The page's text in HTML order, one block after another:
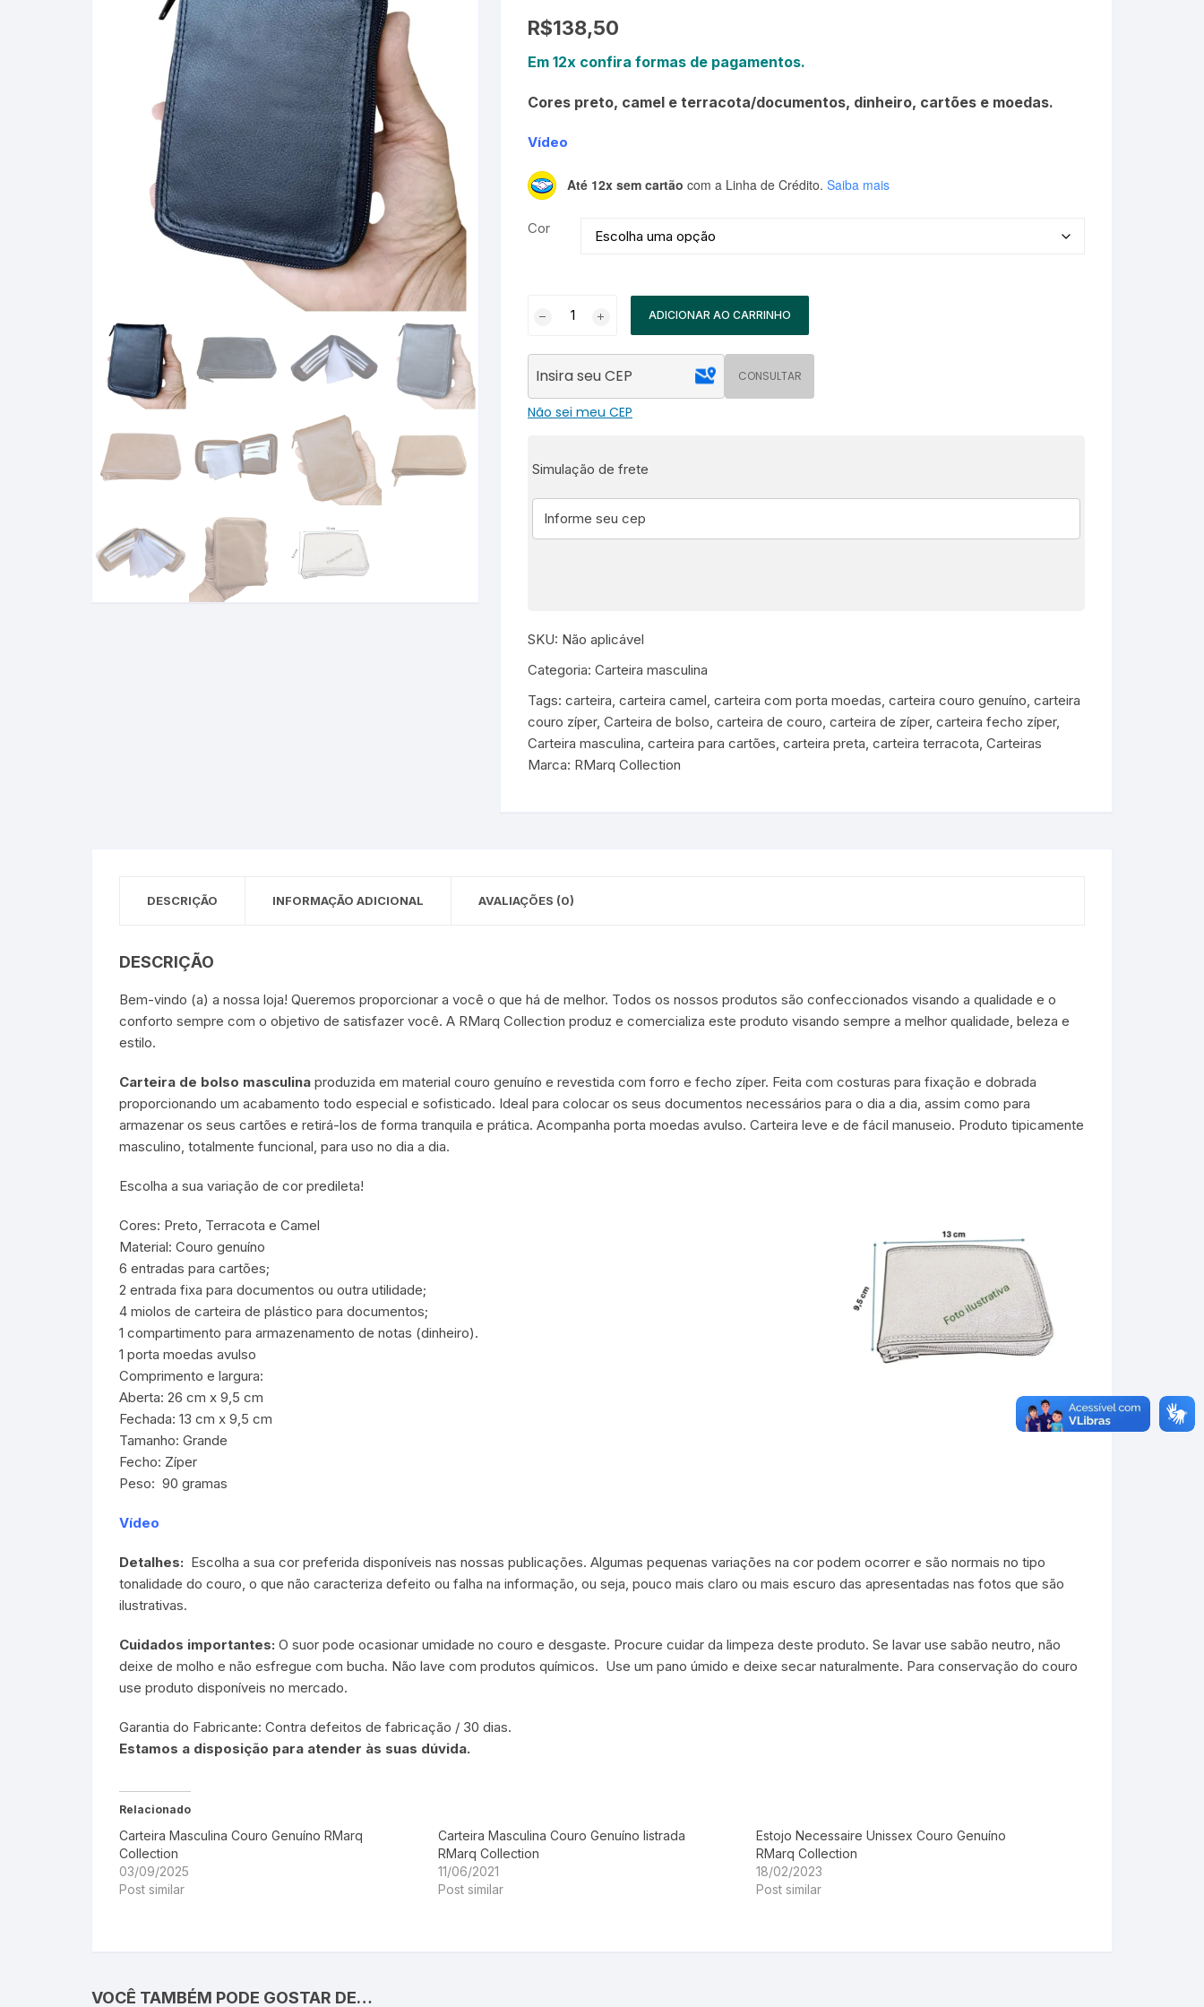
Camisetas
Camisas Gola Polo
Carteiras Masculinas
Carteira Pequena
Cintos Femininos
Cintos Masculinos
Pochetes/necessaire
Pochete/Estojo/Carteira
Porta Passaporte
Estojo Óculos
Cintos Femininos
Carteira Feminina
Estojo Óculos
Pochete/Estojo/Carteira
Porta Passaporte
Vestidos
Cintos Masculinos
Carteiras Masculinas
Carteira Pequena
Pochetes/necessaire
Estojo Óculos
Porta Passaporte
Pulseiras para Relógios
R$138,50
Em 12x confira formas de pagamentos.
Cores preto, camel e terracota/documentos, dinheiro, cartões e moedas.
Vídeo
Até 12x sem cartão com a Linha de Crédito. Saiba mais
Cor
Masculina
Genuíno
RMarq
ADICIONAR AO CARRINHO
CONSULTAR
Não sei meu CEP
Simulação de frete
SKU: Não aplicável
Categoria: Carteira masculina
Tags: carteira carteira camel carteira com porta moedas carteira couro genuíno carteira
couro zíper, Carteira de bolso carteira de couro carteira de zíper, carteira fecho zíper,
Carteira masculina carteira para cartões carteira preta carteira terracota Carteiras
Marca: RMarq Collection
DESCRIÇÃO INFORMAÇÃO ADICIONAL AVALIAÇÕES (0)
DESCRIÇÃO
Bem-vindo (a) a nossa loja! Queremos proporcionar a você o que há de melhor. Todos os nossos produtos são confeccionados visando a qualidade e o
conforto sempre com o objetivo de satisfazer você. A RMarq Collection produz e comercializa este produto visando sempre a melhor qualidade, beleza e
estilo.
Carteira de bolso masculina produzida em material couro genuíno e revestida com forro e fecho zíper. Feita com costuras para fixação e dobrada
proporcionando um acabamento todo especial e sofisticado. Ideal para colocar os seus documentos necessários para o dia a dia, assim como para
armazenar os seus cartões e retirá-los de forma tranquila e prática. Acompanha porta moedas avulso. Carteira leve e de fácil manuseio. Produto tipicamente
masculino, totalmente funcional, para uso no dia a dia.
Escolha a sua variação de cor predileta!
Cores: Preto, Terracota e Camel
Material: Couro genuíno
6 entradas para cartões;
2 entrada fixa para documentos ou outra utilidade;
4 miolos de carteira de plástico para documentos;
1 compartimento para armazenamento de notas (dinheiro).
1 porta moedas avulso
Comprimento e largura:
Aberta: 26 cm x 9,5 cm
Fechada: 13 cm x 9,5 cm
Tamanho: Grande
Fecho: Zíper
Peso: 90 gramas
Vídeo
Detalhes: Escolha a sua cor preferida disponíveis nas nossas publicações. Algumas pequenas variações na cor podem ocorrer e são normais no tipo
tonalidade do couro, o que não caracteriza defeito ou falha na informação, ou seja, pouco mais claro ou mais escuro das apresentadas nas fotos que são
ilustrativas.
Cuidados importantes: O suor pode ocasionar umidade no couro e desgaste. Procure cuidar da limpeza deste produto. Se lavar use sabão neutro, não
deixe de molho e não esfregue com bucha. Não lave com produtos químicos. Use um pano úmido e deixe secar naturalmente. Para conservação do couro
use produto disponíveis no mercado.
Garantia do Fabricante: Contra defeitos de fabricação / 30 dias.
Estamos a disposição para atender às suas dúvida.
Relacionado
Carteira Masculina Couro Genuíno RMarq
Collection
03/09/2025
Post similar
Carteira Masculina Couro Genuíno listrada
RMarq Collection
11/06/2021
Post similar
Estojo Necessaire Unissex Couro Genuíno
RMarq Collection
18/02/2023
Post similar
VOCÊ TAMBÉM PODE GOSTAR DE…